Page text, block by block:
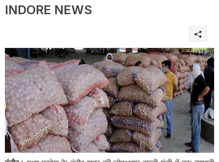
INDORE NEWS